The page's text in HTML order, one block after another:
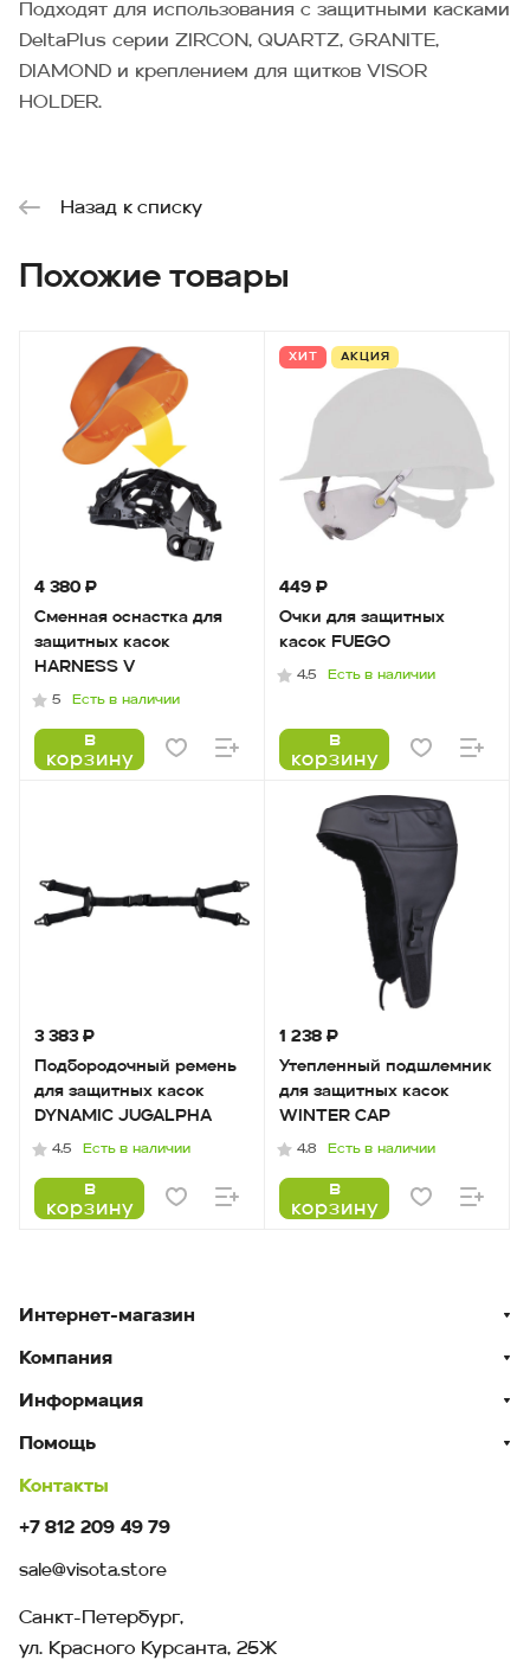
Подходят для использования с защитными касками
DeltaPlus серии ZIRCON, QUARTZ, GRANITE,
DIAMOND и креплением для щитков VISOR
HOLDER.
Назад к списку
Похожие товары
4 380 ₽
Сменная оснастка для
защитных касок
HARNESS V
5 Есть в наличии
в
корзину
ХИТ АКЦИЯ
449 ₽
Очки для защитных
касок FUEGO
4.5 Есть в наличии
в
корзину
3 383 ₽
Подбородочный ремень
для защитных касок
DYNAMIC JUGALPHA
4.5 Есть в наличии
в
корзину
1 238 ₽
Утепленный подшлемник
для защитных касок
WINTER CAP
4.8 Есть в наличии
в
корзину
Интернет-магазин
Компания
Информация
Помощь
Контакты
+7 812 209 49 79
sale@visota.store
Санкт-Петербург,
ул. Красного Курсанта, 25Ж